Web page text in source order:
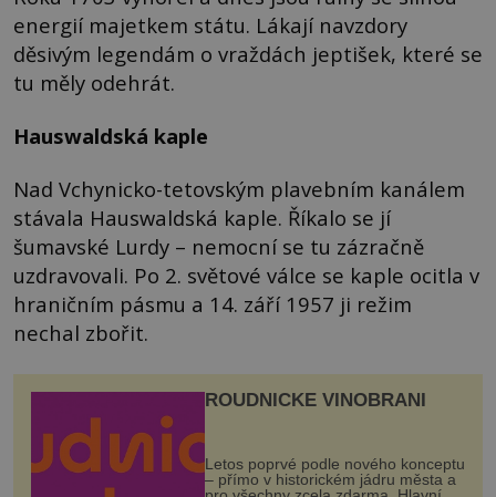
energií majetkem státu. Lákají navzdory
děsivým legendám o vraždách jeptišek, které se
tu měly odehrát.
Hauswaldská kaple
Nad Vchynicko-tetovským plavebním kanálem
stávala Hauswaldská kaple. Říkalo se jí
šumavské Lurdy – nemocní se tu zázračně
uzdravovali. Po 2. světové válce se kaple ocitla v
hraničním pásmu a 14. září 1957 ji režim
nechal zbořit.
ROUDNICKÉ VINOBRANÍ
Letos poprvé podle nového konceptu
– přímo v historickém jádru města a